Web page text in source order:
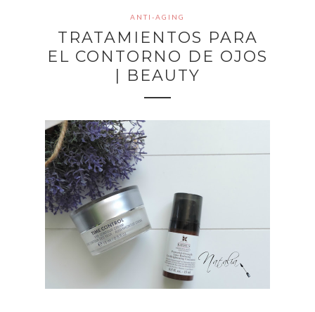
ANTI-AGING
TRATAMIENTOS PARA
EL CONTORNO DE OJOS
| BEAUTY